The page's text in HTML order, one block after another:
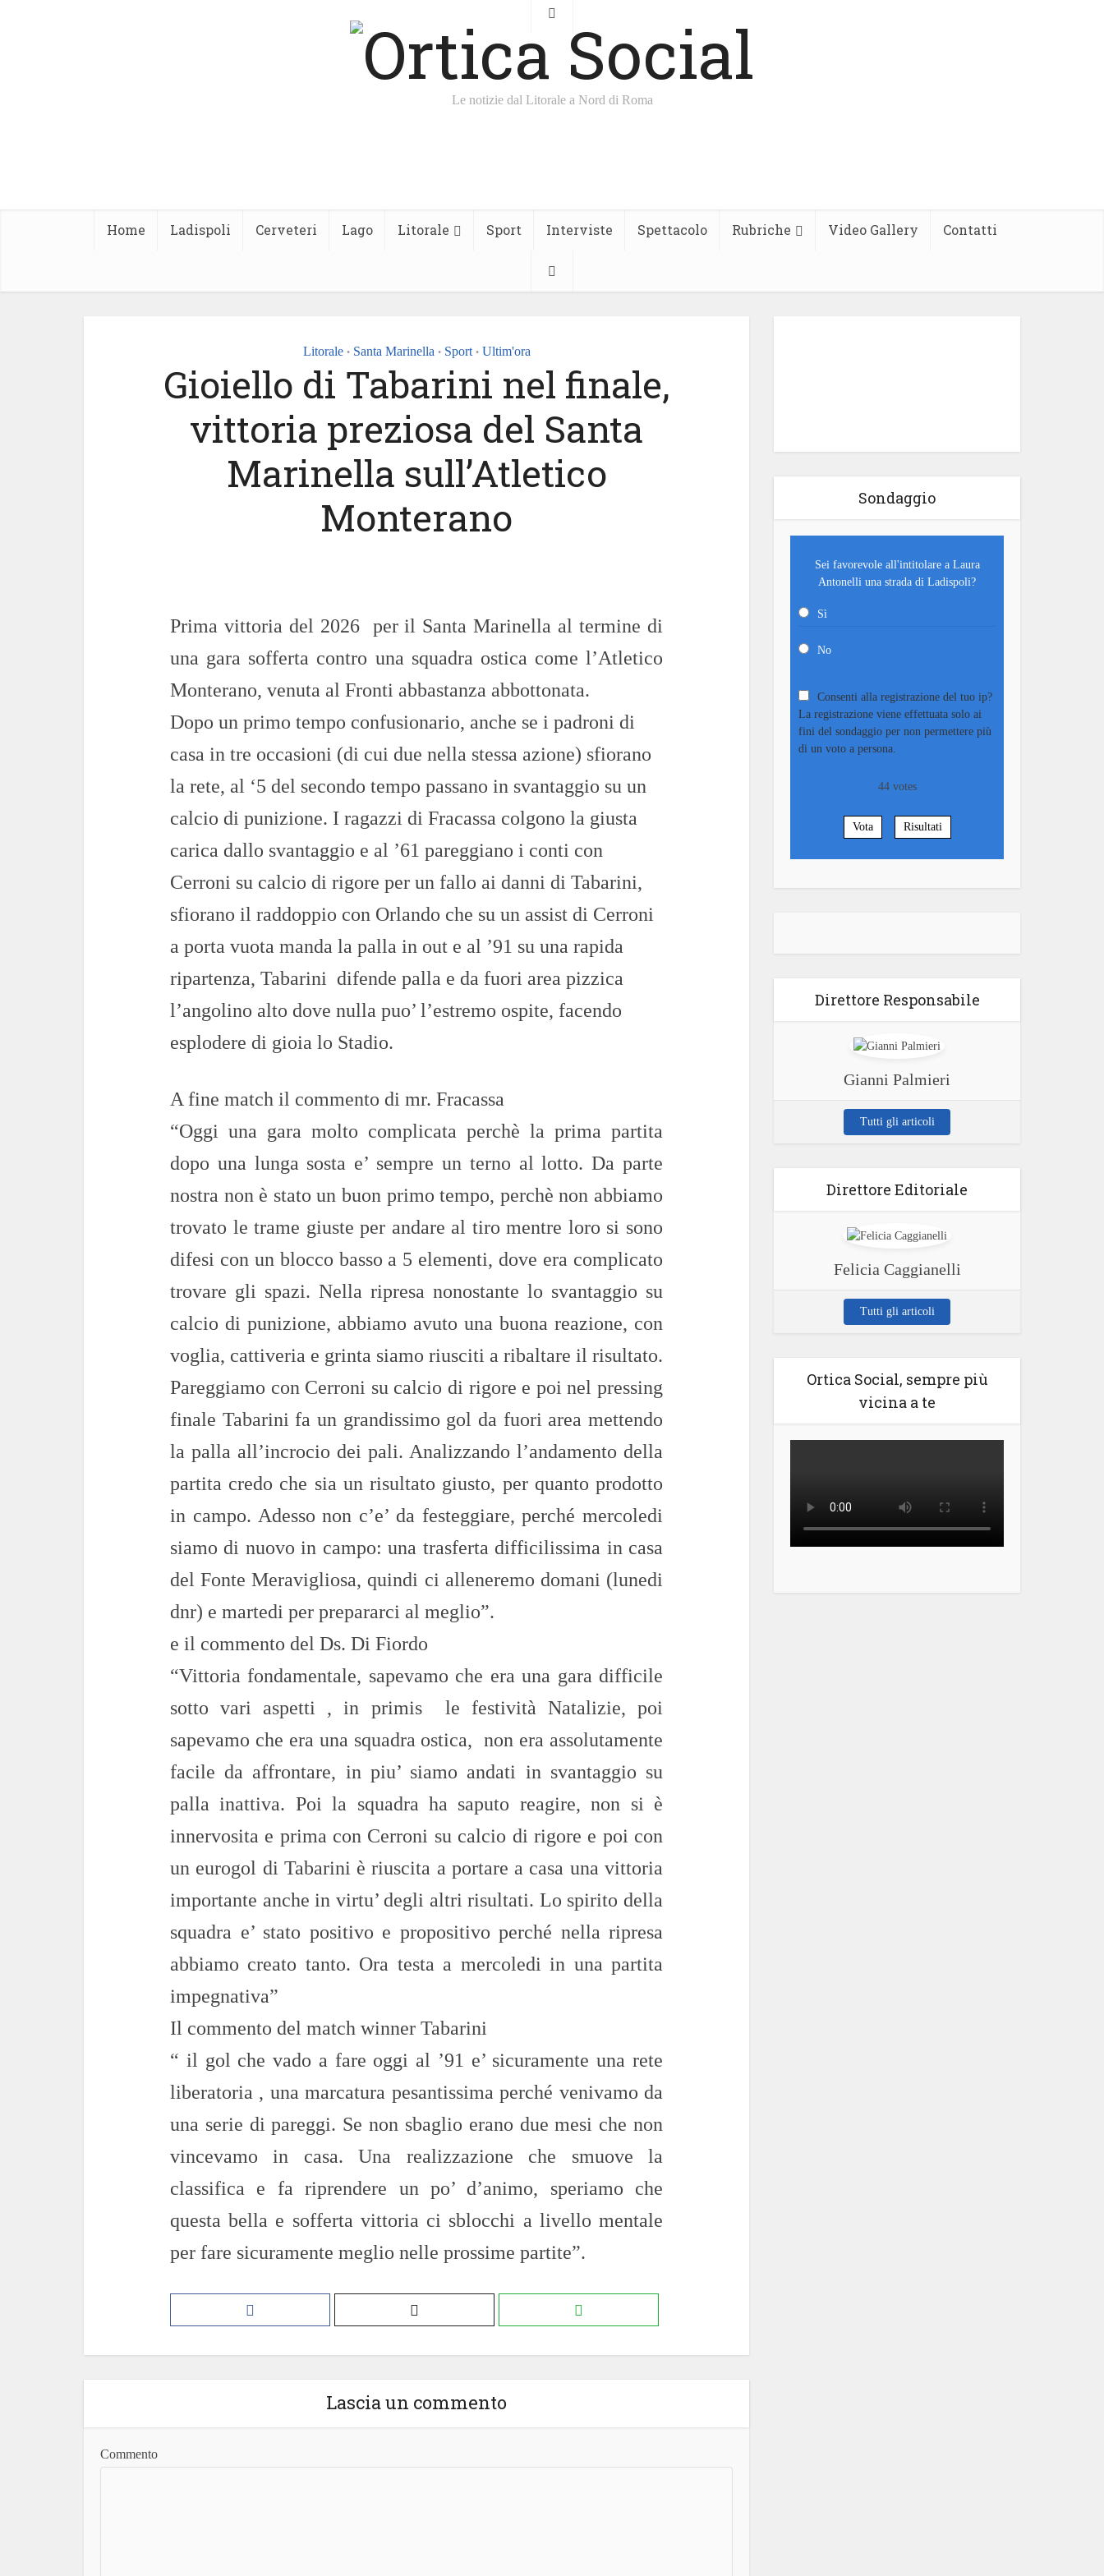
Le notizie dal Litorale a Nord di Roma
Home Ladispoli Cerveteri Lago Litorale Sport Interviste Spettacolo Rubriche Video Gallery Contatti
Litorale • Santa Marinella • Sport • Ultim'ora
Gioiello di Tabarini nel finale,
vittoria preziosa del Santa
Marinella sull’Atletico
Monterano
Prima vittoria del 2026 per il Santa Marinella al termine di
una gara sofferta contro una squadra ostica come l’Atletico
Monterano, venuta al Fronti abbastanza abbottonata.
Dopo un primo tempo confusionario, anche se i padroni di
casa in tre occasioni (di cui due nella stessa azione) sfiorano
la rete, al ‘5 del secondo tempo passano in svantaggio su un
calcio di punizione. I ragazzi di Fracassa colgono la giusta
carica dallo svantaggio e al ’61 pareggiano i conti con
Cerroni su calcio di rigore per un fallo ai danni di Tabarini,
sfiorano il raddoppio con Orlando che su un assist di Cerroni
a porta vuota manda la palla in out e al ’91 su una rapida
ripartenza, Tabarini difende palla e da fuori area pizzica
l’angolino alto dove nulla puo’ l’estremo ospite, facendo
esplodere di gioia lo Stadio.
A fine match il commento di mr. Fracassa
“Oggi una gara molto complicata perchè la prima partita
dopo una lunga sosta e’ sempre un terno al lotto. Da parte
nostra non è stato un buon primo tempo, perchè non abbiamo
trovato le trame giuste per andare al tiro mentre loro si sono
difesi con un blocco basso a 5 elementi, dove era complicato
trovare gli spazi. Nella ripresa nonostante lo svantaggio su
calcio di punizione, abbiamo avuto una buona reazione, con
voglia, cattiveria e grinta siamo riusciti a ribaltare il risultato.
Pareggiamo con Cerroni su calcio di rigore e poi nel pressing
finale Tabarini fa un grandissimo gol da fuori area mettendo
la palla all’incrocio dei pali. Analizzando l’andamento della
partita credo che sia un risultato giusto, per quanto prodotto
in campo. Adesso non c’e’ da festeggiare, perché mercoledi
siamo di nuovo in campo: una trasferta difficilissima in casa
del Fonte Meravigliosa, quindi ci alleneremo domani (lunedi
dnr) e martedi per prepararci al meglio”.
e il commento del Ds. Di Fiordo
“Vittoria fondamentale, sapevamo che era una gara difficile
sotto vari aspetti , in primis le festività Natalizie, poi
sapevamo che era una squadra ostica, non era assolutamente
facile da affrontare, in piu’ siamo andati in svantaggio su
palla inattiva. Poi la squadra ha saputo reagire, non si è
innervosita e prima con Cerroni su calcio di rigore e poi con
un eurogol di Tabarini è riuscita a portare a casa una vittoria
importante anche in virtu’ degli altri risultati. Lo spirito della
squadra e’ stato positivo e propositivo perché nella ripresa
abbiamo creato tanto. Ora testa a mercoledi in una partita
impegnativa”
Il commento del match winner Tabarini
“ il gol che vado a fare oggi al ’91 e’ sicuramente una rete
liberatoria , una marcatura pesantissima perché venivamo da
una serie di pareggi. Se non sbaglio erano due mesi che non
vincevamo in casa. Una realizzazione che smuove la
classifica e fa riprendere un po’ d’animo, speriamo che
questa bella e sofferta vittoria ci sblocchi a livello mentale
per fare sicuramente meglio nelle prossime partite”.
Lascia un commento
Commento
Sondaggio
Sei favorevole all'intitolare a Laura
Antonelli una strada di Ladispoli?
Sì
No
Consenti alla registrazione del tuo ip?
La registrazione viene effettuata solo ai
fini del sondaggio per non permettere più
di un voto a persona.
44votes
Vota Risultati
Direttore Responsabile
Gianni Palmieri
Tutti gli articoli
Direttore Editoriale
Felicia Caggianelli
Tutti gli articoli
Ortica Social, sempre più
vicina a te